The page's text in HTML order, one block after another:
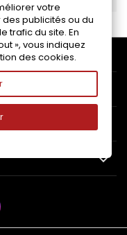


votre
publicités ou du
trafic du site. En
», vous indiquez
des cookies.